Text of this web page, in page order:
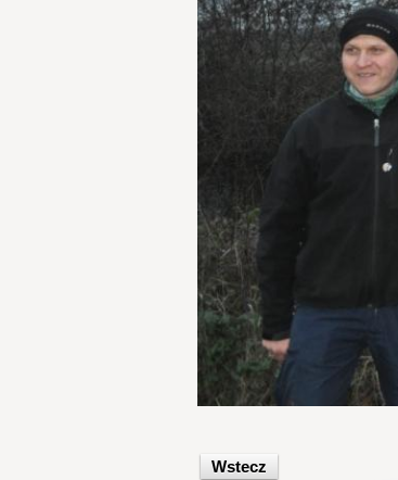
Wstecz